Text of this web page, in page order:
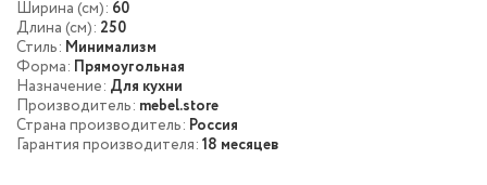
Ширина (см): 60
Длина (см): 250
Стиль: Минимализм
Форма: Прямоугольная
Назначение: Для кухни
Производитель: mebel.store
Страна производитель: Россия
Гарантия производителя: 18 месяцев